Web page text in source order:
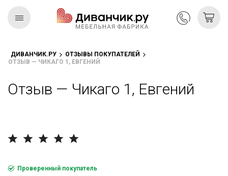
ДИВАНЧИК.РУ
ОТЗЫВЫ ПОКУПАТЕЛЕЙ
ОТЗЫВ — ЧИКАГО 1, ЕВГЕНИЙ
Отзыв — Чикаго 1, Евгений
Проверенный покупатель